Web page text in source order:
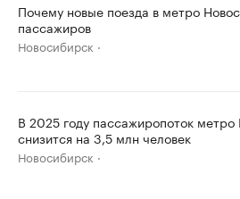
Почему новые поезда в метро
пассажиров
Новосибирск
В 2025 году пассажиропоток
снизится на 3,5 млн человек
Новосибирск